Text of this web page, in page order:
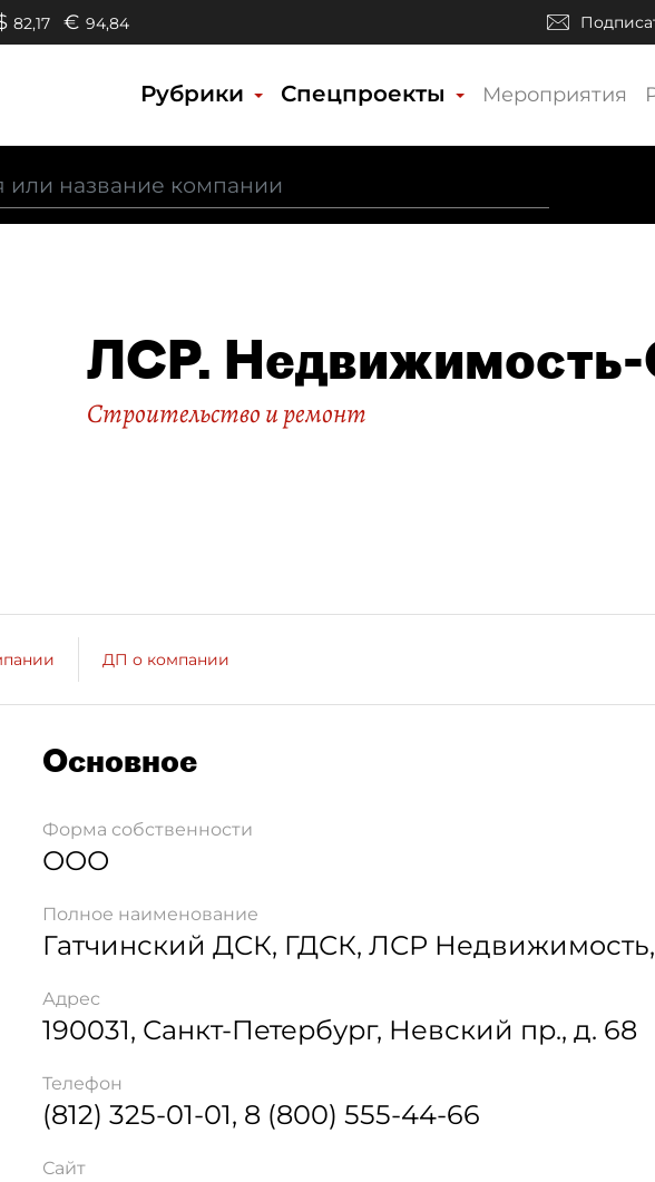
82,17 € 94,84
Рубрики Спецпроекты Мероприятия
ЛСР.
Строительство и ремонт
ДП о компании
Основное
Форма собственности
ООО
Полное наименование
Гатчинский ДСК, ГДСК, ЛСР
Адрес
190031, Санкт-Петербург, Невский пр., д. 68
Телефон
(812) 325-01-01, 8 (800) 555-44-66
Сайт